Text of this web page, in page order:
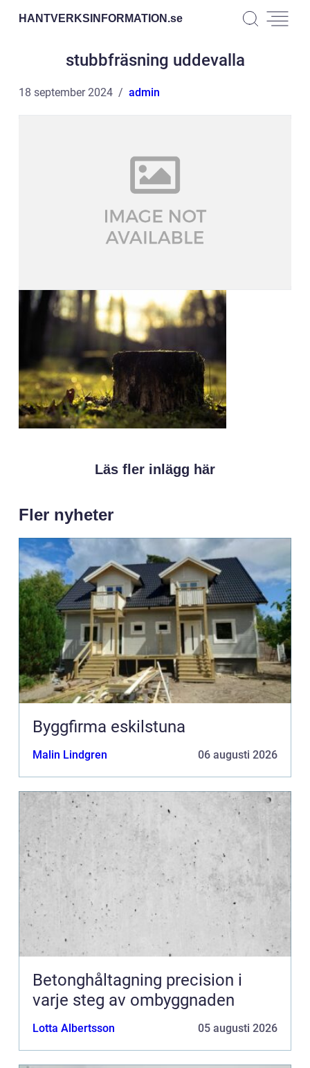
HANTVERKSINFORMATION.se
stubbfräsning uddevalla
18 september 2024 admin
Läs fler inlägg här
Fler nyheter
Byggfirma eskilstuna
Malin Lindgren 06 augusti 2026
Betonghåltagning precision i
varje steg av ombyggnaden
Lotta Albertsson 05 augusti 2026